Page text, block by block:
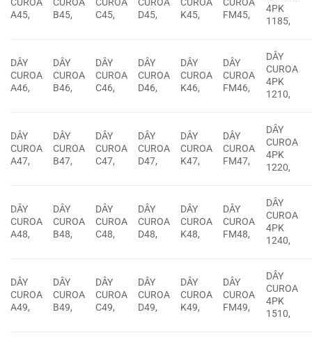
A45,
B45,
C45,
D45,
K45,
FM45,
4PK
1185,
DÂY
CUROA
A46,
DÂY
CUROA
B46,
DÂY
CUROA
C46,
DÂY
CUROA
D46,
DÂY
CUROA
K46,
DÂY
CUROA
FM46,
DÂY
CUROA
4PK
1210,
DÂY
CUROA
A47,
DÂY
CUROA
B47,
DÂY
CUROA
C47,
DÂY
CUROA
D47,
DÂY
CUROA
K47,
DÂY
CUROA
FM47,
DÂY
CUROA
4PK
1220,
DÂY
CUROA
A48,
DÂY
CUROA
B48,
DÂY
CUROA
C48,
DÂY
CUROA
D48,
DÂY
CUROA
K48,
DÂY
CUROA
FM48,
DÂY
CUROA
4PK
1240,
DÂY
CUROA
A49,
DÂY
CUROA
B49,
DÂY
CUROA
C49,
DÂY
CUROA
D49,
DÂY
CUROA
K49,
DÂY
CUROA
FM49,
DÂY
CUROA
4PK
1510,